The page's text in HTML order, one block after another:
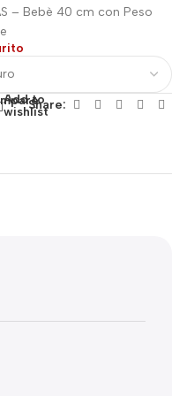
– Bebè 40 cm con Peso
Add to
wishlistShare: